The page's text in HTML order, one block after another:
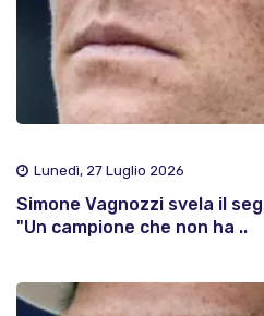
Lunedì, 27 Luglio 2026
Simone Vagnozzi svela il
"Un campione che non ha ..